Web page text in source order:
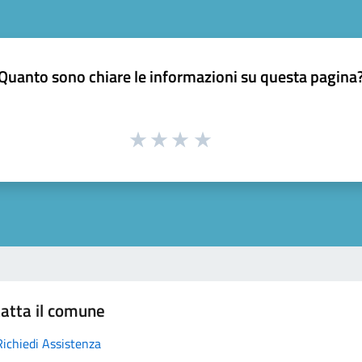
sono chiare le informazioni su questa
il comune
Assistenza